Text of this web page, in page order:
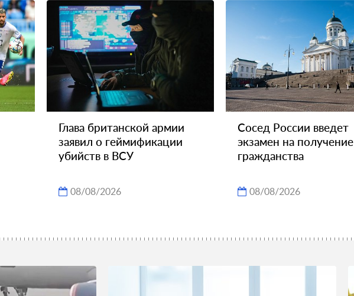
Глава британской армии
заявил о геймификации
убийств в ВСУ
08/08/2026
Сосед России введет
экзамен на получение
гражданства
08/08/2026